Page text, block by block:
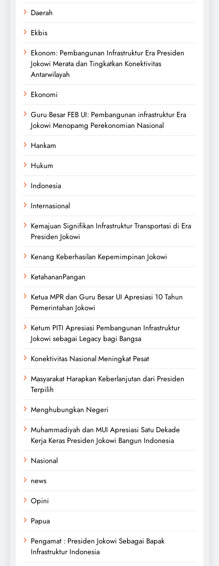
Daerah
Ekbis
Ekonom: Pembangunan Infrastruktur Era Presiden
Jokowi Merata dan Tingkatkan Konektivitas
Antarwilayah
Ekonomi
Guru Besar FEB UI: Pembangunan infrastruktur Era
Jokowi Menopamg Perekonomian Nasional
Hankam
Hukum
Indonesia
Internasional
Kemajuan Signifikan Infrastruktur Transportasi di Era
Presiden Jokowi
Kenang Keberhasilan Kepemimpinan Jokowi
KetahananPangan
Ketua MPR dan Guru Besar UI Apresiasi 10 Tahun
Pemerintahan Jokowi
Ketum PITI Apresiasi Pembangunan Infrastruktur
Jokowi sebagai Legacy bagi Bangsa
Konektivitas Nasional Meningkat Pesat
Masyarakat Harapkan Keberlanjutan dari Presiden
Terpilih
Menghubungkan Negeri
Muhammadiyah dan MUI Apresiasi Satu Dekade
Kerja Keras Presiden Jokowi Bangun Indonesia
Nasional
news
Opini
Papua
Pengamat : Presiden Jokowi Sebagai Bapak
Infrastruktur Indonesia